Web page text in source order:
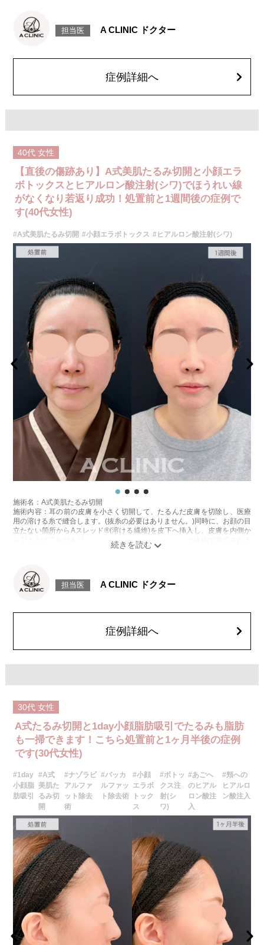
リスク、副作用：腫れ、内出血、疼痛、むくみなどが術後一時的に生じる
ことがございます。また、稀に細菌感染症、左右差、色素沈着、感覚障
費用：スタンダード512,600円(税込)アドバンス840,400円(税込)
オプション：笑気麻酔 3,300円(税込)
ほどの切開を加え、カニューレと呼ばれる細い管を用いて、脂肪細胞を直
施術時間：約30分程
リスク、副作用：赤み、熱感、痛み、しびれ、むくみ、内出血、引き攣れ
感などが術後一時的に生じることがございます。また、稀に貧血、細菌感
染症、左右差、施術箇所の知覚鈍麻、ぼこつき、硬結、瘢痕化、色素沈
着、脂肪塞栓、皮膚のよれ、繊維の突出などを生じることがございます。
費用：通常価格 437,800円(税込)
顔の脂肪吸引箇所の追加 1ヶ所ごと+162,800円(税込)
オプション：笑気麻酔 3,300円(税込)
施術名：ナゾラビアルファット除去術
施術内容：ほうれい線とゴルゴライン(ゴルゴ線)の間に存在する縦長のナゾ
ラビアルファットと呼ばれる皮下脂肪を、口腔内を5mm程切開し除去する
施術です。切開した箇所は医療用の溶ける糸で縫合します。口腔内から脂
を改善・予防する効果が期待できます。
施術時間：約20～30分程
リスク、副作用：赤み、熱感、痛み、しびれ、むくみ、内出血などが術後
一時的に生じることがございます。また、稀に貧血、細菌感染症、左右
差、施術箇所の知覚鈍麻、へこみ、頬がこける、たるみ、硬結、瘢痕化、
色素沈着、脂肪塞栓などを生じることがございます。
費用：両側 272,800円(税込)
オプション：笑気麻酔 3,300円(税込)
施術名：ポテンツァ(POTENZA)ダイヤモンド
施術内容：特殊なチップを用いて高周波（RF）エネルギーを皮膚に照射す
る施術です。真皮層まで熱を届けることで、コラーゲン線維が収縮し、そ
の後の修復過程で新しいコラーゲンやエラスチンが生成されます。
施術時間：約30〜60分程
リスク、副作用：顔に赤みがでる場合がありますが、ほとんどの方が数日
で落ち着きます。また、稀に水ぶくれ、瘢痕化、火傷の症状、神経のしび
れがでる場合がございます。
費用：100shot 32,800円(税込)
施術名：ヒアルロン酸注射(シワ)
施術内容：加齢や表情のクセなどによって刻まれたしわに対し、ヒアルロ
ン酸を皮下に注入することで、皮膚の内側からふくらみを持たせてしわを
切な製剤と注入量を選び、自然なボリューム感と輪郭の整った仕上がりを
目指します。ダウンタイムが比較的少なく、即時的な効果を実感しやすい
のが特徴です。
施術時間：注入箇所数により異なりますが、約15～30分程です。
リスク、副作用：腫れ、赤み、内出血、痛み、突っ張り感などが生じるこ
とがございます。また、稀にアレルギー、細菌感染症、血管閉塞などが生
じることがございます。注入箇所を強く刺激するようなマッサージは1〜2
費用：
レスチレン 43,800円～148,000円(税込)
レスチレンリフト※横浜院限定 65,800円～228,800円(税込)
オプション：表面麻酔 3,300円(税込) 笑気麻酔 3,300円(税込)
担当医 A CLINIC ドクター
症例詳細へ
40代 女性
【直後の傷跡あり】A式美肌たるみ切開と小顔エラ
ボトックスとヒアルロン酸注射(シワ)でほうれい線
がなくなり若返り成功！処置前と1週間後の症例で
す(40代女性)
#A式美肌たるみ切開 #小顔エラボトックス #ヒアルロン酸注射(シワ)
施術名：A式美肌たるみ切開
施術内容：耳の前の皮膚を小さく切開して、たるんだ皮膚を切除し、医療
用の溶ける糸で縫合します。(抜糸の必要はありません。)同時に、お顔の目
立たない箇所からAスレッド®(溶ける繊維)を皮下へ挿入し、皮膚を内側か
ら引き上げてお顔をリフトアップします。Aスレッド®は体内で吸収される
過程でコラーゲンやエラスチンが生成されるため、吸収後もハリや弾力が
リスク、副作用：腫れ、内出血、疼痛、むくみなどが術後一時的に生じる
ことがございます。また、稀に細菌感染症、左右差、色素沈着、感覚障
費用：スタンダード512,600円(税込)アドバンス840,400円(税込)
オプション：笑気麻酔 3,300円(税込)
した筋肉の動きを抑制します。これにより噛み締めの改善、咬筋を減量し
程続きます。
施術時間：約10分〜20分程
リスク、副作用：腫れ、赤み、内出血、痛み、突っ張り感などが生じるこ
とがございます。また、稀にアレルギー、細菌感染症などが生じることが
ございます。ボトックス注入後は男性は3か月、女性は2か月避妊して頂く
ようお願いします。
費用：アラガン社製 21,800円(税込) 〜164,400円(税込)
オプション：表面麻酔 3,300円(税込) 笑気麻酔 3,300円(税込)
施術名：ヒアルロン酸注射(シワ)
施術内容：加齢や表情のクセなどによって刻まれたしわに対し、ヒアルロ
目立たなくさせる施術です。法令線や口元、額、眉間など部位に応じて適
切な製剤と注入量を選び、自然なボリューム感と輪郭の整った仕上がりを
目指します。ダウンタイムが比較的少なく、即時的な効果を実感しやすい
のが特徴です。
施術時間：注入箇所数により異なりますが、約15～30分程です。
リスク、副作用：腫れ、赤み、内出血、痛み、突っ張り感などが生じるこ
とがございます。また、稀にアレルギー、細菌感染症、血管閉塞などが生
じることがございます。注入箇所を強く刺激するようなマッサージは1〜2
週間ほどお控えください。
費用：
レスチレン 43,800円～148,000円(税込)
レスチレンリフト※横浜院限定 65,800円～228,800円(税込)
ジュビダームビスタウルトラXC 98,800円～283,800円(税込)
担当医 A CLINIC ドクター
症例詳細へ
30代 女性
A式たるみ切開と1day小顔脂肪吸引でたるみも脂肪
も一掃できます！こちら処置前と1ヶ月半後の症例
です(30代女性)
#1day
小顔脂
肪吸引
#A式
美肌た
るみ切
開
#ナゾラビ
アルファ
ット除去
術
#バッカ
ルファッ
ト除去術
#小顔
エラボ
トック
ス
#ボトッ
クス注
射(シ
ワ)
#あごへ
のヒアル
ロン酸注
入
#頬への
ヒアルロ
ン酸注入